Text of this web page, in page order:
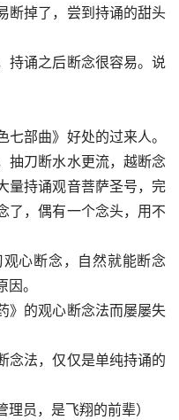
断掉了，尝到持诵的甜头
持诵之后断念很容易。说
部曲》好处的过来人。
抽刀断水水更流，越断念
量持诵观音菩萨圣号，完
了，偶有一个念头，用不
观心断念，自然就能断念
。
》的观心断念法而屡屡失
念法，仅仅是单纯持诵的
理员，是飞翔的前辈）